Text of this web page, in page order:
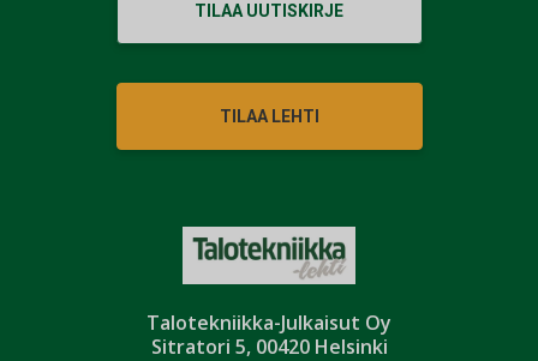
Talotekniikka-Julkaisut Oy
Sitratori 5, 00420 Helsinki
TILAA UUTISKIRJE
TILAA LEHTI